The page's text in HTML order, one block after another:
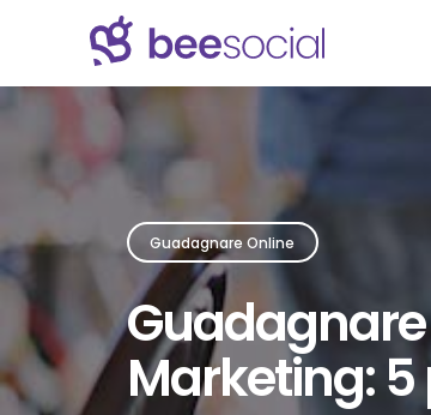
Guadagnare Online
Marketing: